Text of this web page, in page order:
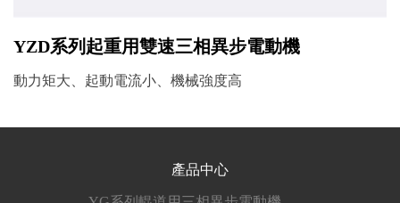
YZD系列起重用雙速三相異步電動機
動力矩大、起動電流小、機械強度高
產品中心